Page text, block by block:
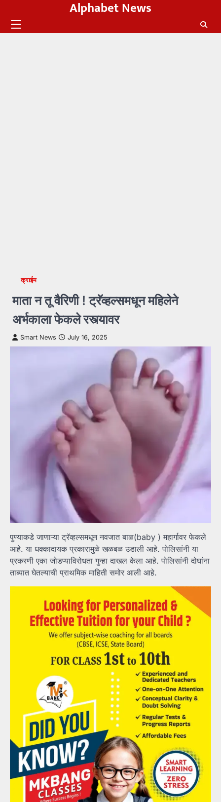
content
Alphabet News
क्राईम
माता न तू वैरिणी ! ट्रॅव्हल्समधून महिलेने
अर्भकाला फेकले रस्त्यावर
Smart News July 16, 2025
पुण्याकडे जाणाऱ्या ट्रॅव्हल्समधून नवजात बाळ(baby ) महार्गावर फेकले
आहे. या धक्कादायक प्रकारामुळे खळबळ उडाली आहे. पोलिसांनी या
प्रकरणी एका जोडप्याविरोधता गुन्हा दाखल केला आहे. पोलिसांनी दोघांना
ताब्यात घेतल्याची प्राथमिक माहिती समोर आली आहे.